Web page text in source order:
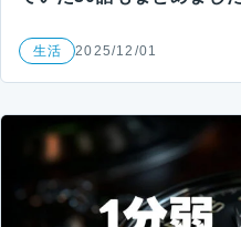
生活 2025/12/01